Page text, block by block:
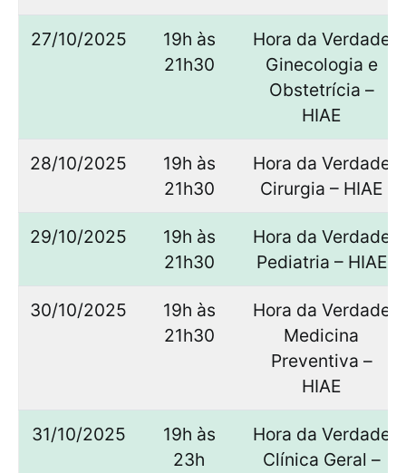
27/10/2025
19h às
21h30
Hora da Verdade
Ginecologia e
Obstetrícia –
HIAE
28/10/2025
19h às
21h30
Hora da Verdade
Cirurgia – HIAE
29/10/2025
19h às
21h30
Hora da Verdade
Pediatria – HIAE
30/10/2025
19h às
21h30
Hora da Verdade
Medicina
Preventiva –
HIAE
31/10/2025
19h às
23h
Hora da Verdade
Clínica Geral –